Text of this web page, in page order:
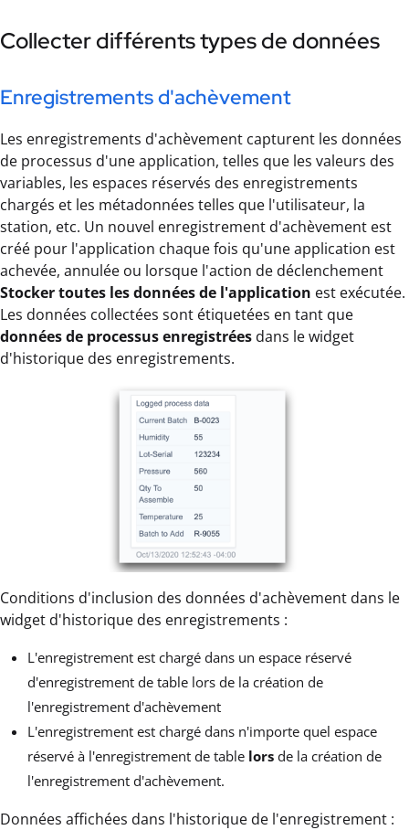
Collecter différents types de données
Enregistrements d'achèvement
Les enregistrements d'achèvement capturent les données
de processus d'une application, telles que les valeurs des
variables, les espaces réservés des enregistrements
chargés et les métadonnées telles que l'utilisateur, la
station, etc. Un nouvel enregistrement d'achèvement est
créé pour l'application chaque fois qu'une application est
achevée, annulée ou lorsque l'action de déclenchement
Stocker toutes les données de l'application est exécutée.
Les données collectées sont étiquetées en tant que
données de processus enregistrées dans le widget
d'historique des enregistrements.
Conditions d'inclusion des données d'achèvement dans le
widget d'historique des enregistrements :
L'enregistrement est chargé dans un espace réservé
d'enregistrement de table lors de la création de
l'enregistrement d'achèvement
L'enregistrement est chargé dans n'importe quel espace
réservé à l'enregistrement de table lors de la création de
l'enregistrement d'achèvement.
Données affichées dans l'historique de l'enregistrement :